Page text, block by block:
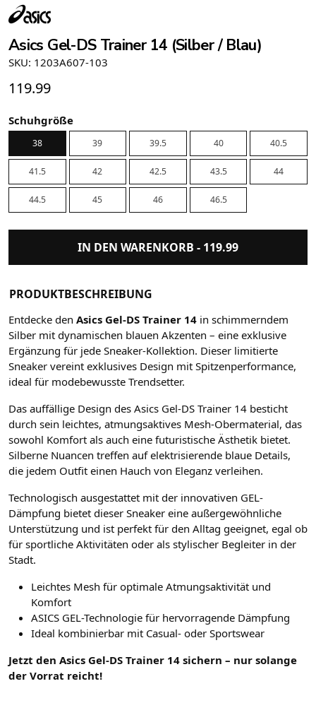
Asics Gel-DS Trainer 14 (Silber / Blau)
SKU: 1203A607-103
119.99
Schuhgröße
38 39 39.5 40 40.5
41.5 42 42.5 43.5 44
44.5 45 46 46.5
IN DEN WARENKORB - 119.99
PRODUKTBESCHREIBUNG
Entdecke den Asics Gel-DS Trainer 14 in schimmerndem
Silber mit dynamischen blauen Akzenten – eine exklusive
Ergänzung für jede Sneaker-Kollektion. Dieser limitierte
Sneaker vereint exklusives Design mit Spitzenperformance,
ideal für modebewusste Trendsetter.
Das auffällige Design des Asics Gel-DS Trainer 14 besticht
durch sein leichtes, atmungsaktives Mesh-Obermaterial, das
sowohl Komfort als auch eine futuristische Ästhetik bietet.
Silberne Nuancen treffen auf elektrisierende blaue Details,
die jedem Outfit einen Hauch von Eleganz verleihen.
Technologisch ausgestattet mit der innovativen GEL-
Dämpfung bietet dieser Sneaker eine außergewöhnliche
Unterstützung und ist perfekt für den Alltag geeignet, egal ob
für sportliche Aktivitäten oder als stylischer Begleiter in der
Stadt.
Leichtes Mesh für optimale Atmungsaktivität und
Komfort
ASICS GEL-Technologie für hervorragende Dämpfung
Ideal kombinierbar mit Casual- oder Sportswear
Jetzt den Asics Gel-DS Trainer 14 sichern – nur solange
der Vorrat reicht!